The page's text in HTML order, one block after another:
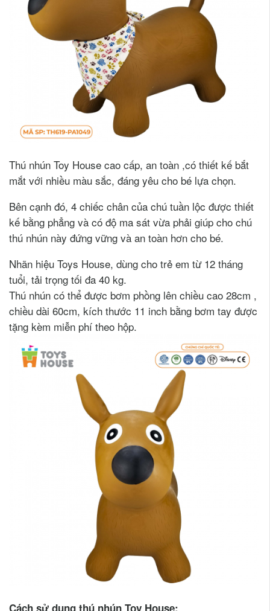
Thú nhún Toy House cao cấp, an toàn ,có thiết kế bắt
mắt với nhiều màu sắc, đáng yêu cho bé lựa chọn.
Bên cạnh đó, 4 chiếc chân của chú tuần lộc được thiết
kế bằng phẳng và có độ ma sát vừa phải giúp cho chú
thú nhún này đứng vững và an toàn hơn cho bé.
Nhãn hiệu Toys House, dùng cho trẻ em từ 12 tháng
tuổi, tải trọng tối đa 40 kg.
Thú nhún có thể được bơm phồng lên chiều cao 28cm ,
chiều dài 60cm, kích thước 11 inch bằng bơm tay được
tặng kèm miễn phí theo hộp.
Cách sử dụng thú nhún Toy House: